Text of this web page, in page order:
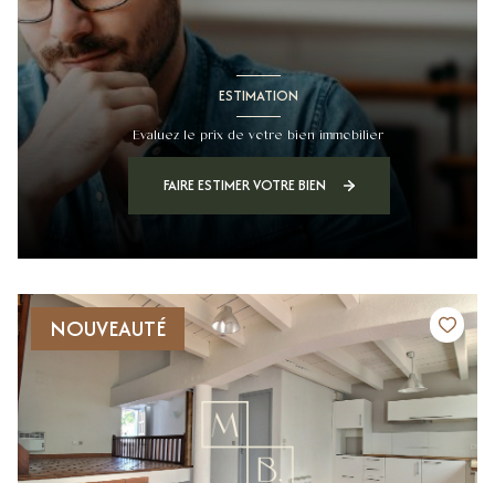
ESTIMATION
Evaluez le prix de votre bien immobilier
FAIRE ESTIMER VOTRE BIEN
NOUVEAUTÉ